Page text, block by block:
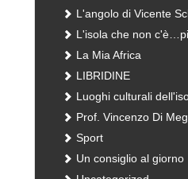
L'angolo di Vicente
L'isola che non
La Mia Africa
LIBRIDINE
Luoghi culturali
Prof. Vincenzo Di
Sport
Un consiglio al giorno